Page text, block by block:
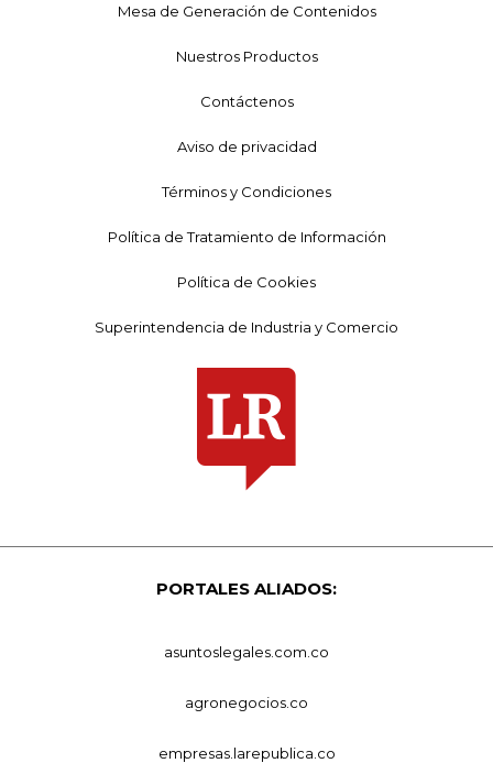
Mesa de Generación de Contenidos
Nuestros Productos
Contáctenos
Aviso de privacidad
Términos y Condiciones
Política de Tratamiento de Información
Política de Cookies
Superintendencia de Industria y Comercio
PORTALES ALIADOS:
asuntoslegales.com.co
agronegocios.co
empresas.larepublica.co